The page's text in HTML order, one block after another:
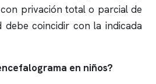
privación total o parcial de
debe coincidir con la indicada
en niños?